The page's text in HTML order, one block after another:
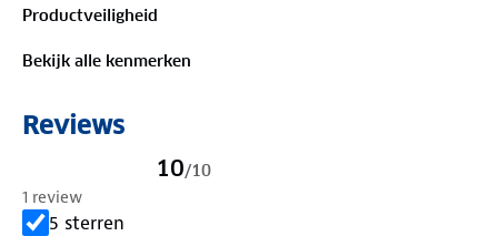
Productveiligheid
Bekijk alle kenmerken
Reviews
10/10
1 review
5 sterren